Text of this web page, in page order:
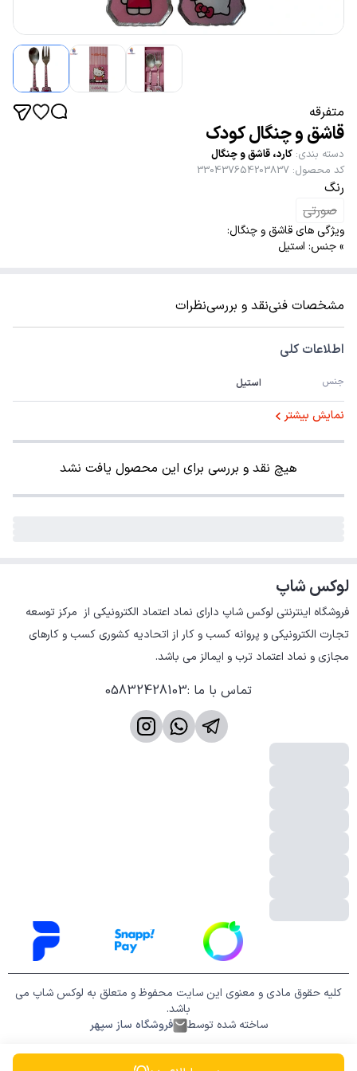
متفرقه
قاشق و چنگال کودک
دسته بندی: کارد، قاشق و چنگال
کد محصول:
330437654203837
رنگ
صورتی
ویژگی های قاشق و چنگال:
» جنس: استیل
مشخصات فنینقد و بررسینظرات
اطلاعات کلی
جنس استیل
نمایش بیشتر
هیچ نقد و بررسی برای این محصول یافت نشد
لوکس شاپ
مجازی و نماد اعتماد ترب و ایمالز می باشد.
تماس با ما :
05832428103
کلیه حقوق مادی و معنوی این سایت محفوظ و متعلق به لوکس شاپ می
باشد.
ساخته شده توسط
فروشگاه ساز سپهر